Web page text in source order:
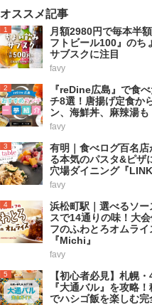
オススメ記事
1
月額2980円で毎本半
フトビール100』のち
サブスクに注目
favy
2
『reDine広島』で食
チ8選！唐揚げ定食か
ン、海鮮丼、麻辣湯も
favy
3
有明｜食べログ百名店
る本気のパスタ&ピザ
穴場ダイニング『
favy
4
浜松町駅｜選べるソー
スで14通りの味！大
フのふわとろオムライ
『Michi』
favy
5
【初心者必見】札幌
『大通バル』を攻略
でハシゴ飯を楽しむ完